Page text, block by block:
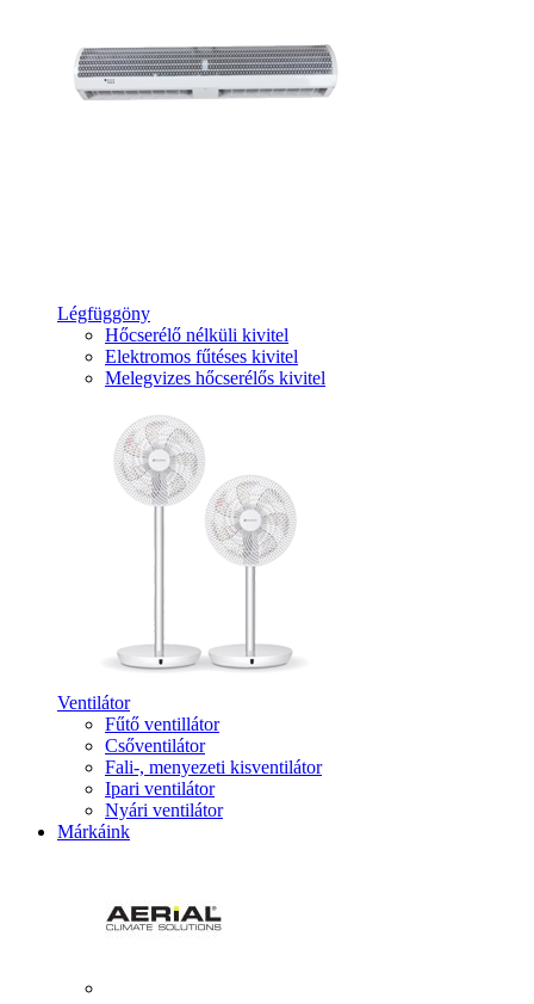
Légfüggöny
Hőcserélő nélküli kivitel
Elektromos fűtéses kivitel
Melegvizes hőcserélős kivitel
Ventilátor
Fűtő ventillátor
Csőventilátor
Fali-, menyezeti kisventilátor
Ipari ventilátor
Nyári ventilátor
Márkáink